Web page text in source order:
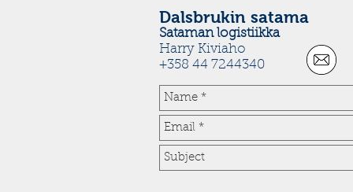
Dalsbrukin satama
Sataman logistiikka
Harry Kiviaho
+358 44 7244340